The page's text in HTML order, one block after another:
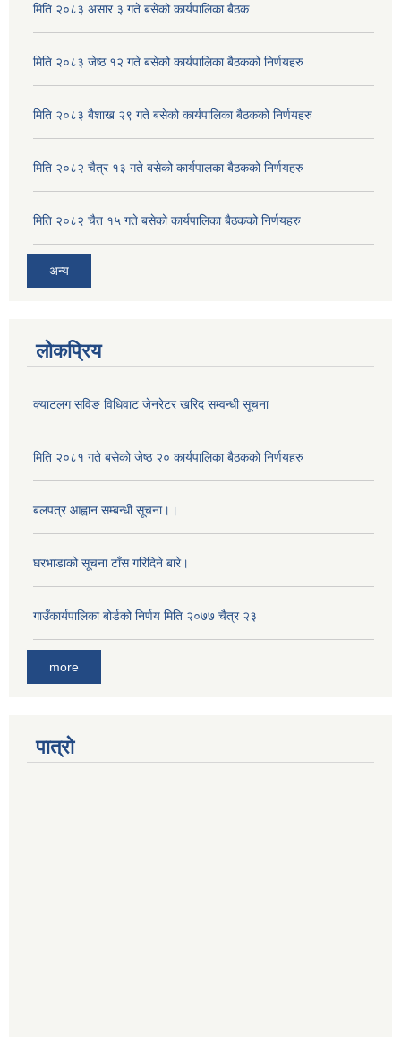
मिति २०८३ असार ३ गते बसेको कार्यपालिका बैठक
मिति २०८३ जेष्ठ १२ गते बसेको कार्यपालिका बैठकको निर्णयहरु
मिति २०८३ बैशाख २९ गते बसेको कार्यपालिका बैठकको निर्णयहरु
मिति २०८२ चैत्र १३ गते बसेको कार्यपालका बैठकको निर्णयहरु
मिति २०८२ चैत १५ गते बसेको कार्यपालिका बैठकको निर्णयहरु
अन्य
लोकप्रिय
क्याटलग सविङ विधिवाट जेनरेटर खरिद सम्वन्धी सूचना
मिति २०८१ गते बसेको जेष्ठ २० कार्यपालिका बैठकको निर्णयहरु
बलपत्र आह्वान सम्बन्धी सूचना।।
घरभाडाको सूचना टाँस गरिदिने बारे।
गाउँकार्यपालिका बोर्डको निर्णय मिति २०७७ चैत्र २३
more
पात्रो